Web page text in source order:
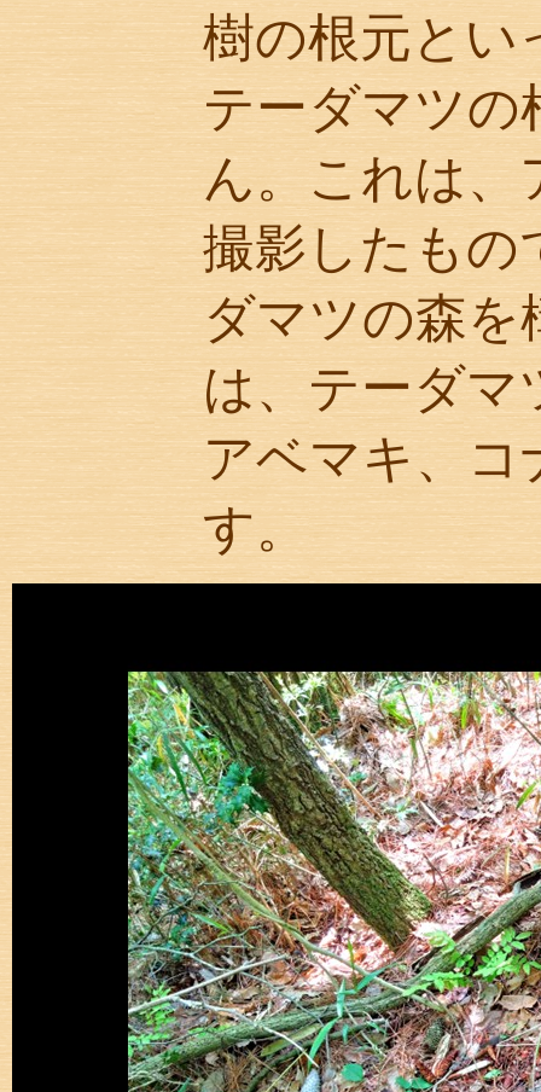
樹の根元とい
テーダマツの
ん。これは、
撮影したもの
ダマツの森を
は、テーダマ
アベマキ、コ
す。